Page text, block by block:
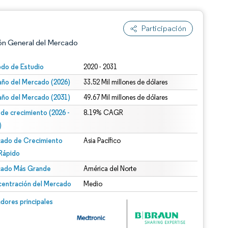
Participación
General del Mercado
de Estudio 2020 - 2031
del Mercado (2026) 33.52 Mil millones de dólares
del Mercado (2031) 49.67 Mil millones de dólares
de crecimiento (2026 -
8.19% CAGR
de Crecimiento
Asia Pacífico
Más Grande América del Norte
del Mercado Medio
principales
© Mordor Intelligence. El uso requiere atribución según CC BY 4.0.
CC BY 4.0.